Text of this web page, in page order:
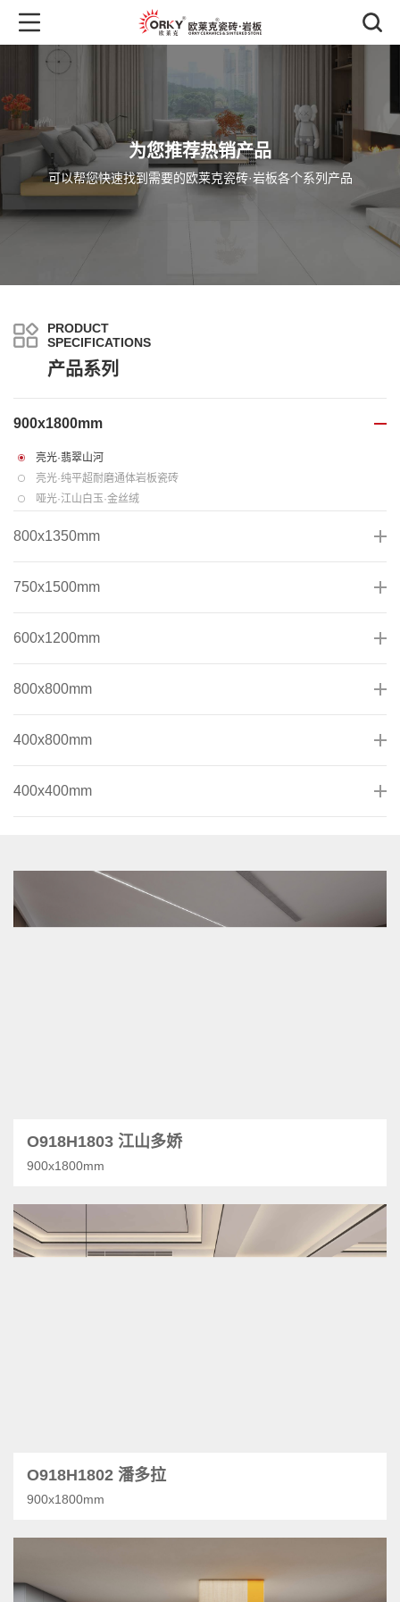
为您推荐热销产品
可以帮您快速找到需要的欧莱克瓷砖·岩板各个系列产品
PRODUCT
SPECIFICATIONS
产品系列
900x1800mm
亮光·翡翠山河
亮光·纯平超耐磨通体岩板瓷砖
哑光·江山白玉·金丝绒
800x1350mm
750x1500mm
600x1200mm
800x800mm
400x800mm
400x400mm
O918H1803 江山多娇
900x1800mm
O918H1802 潘多拉
900x1800mm